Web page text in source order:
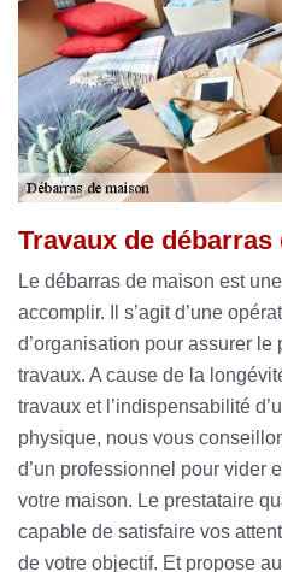
Travaux de débarras
Le débarras de maison est
accomplir. Il s’agit d’une
d’organisation pour assurer
travaux. A cause de la
travaux et l’indispensabilité
physique, nous vous
d’un professionnel pour vider
votre maison. Le prestataire
capable de satisfaire vos
de votre objectif. Et propose